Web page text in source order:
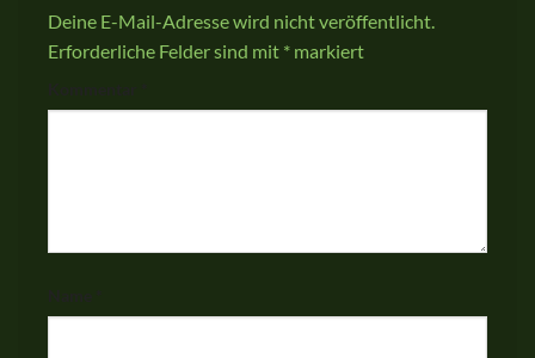
Deine E-Mail-Adresse wird nicht veröffentlicht.
Erforderliche Felder sind mit * markiert